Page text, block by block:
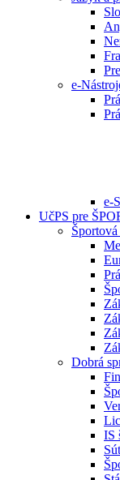
e-
e-
UčPS pre
Dobrá
IS